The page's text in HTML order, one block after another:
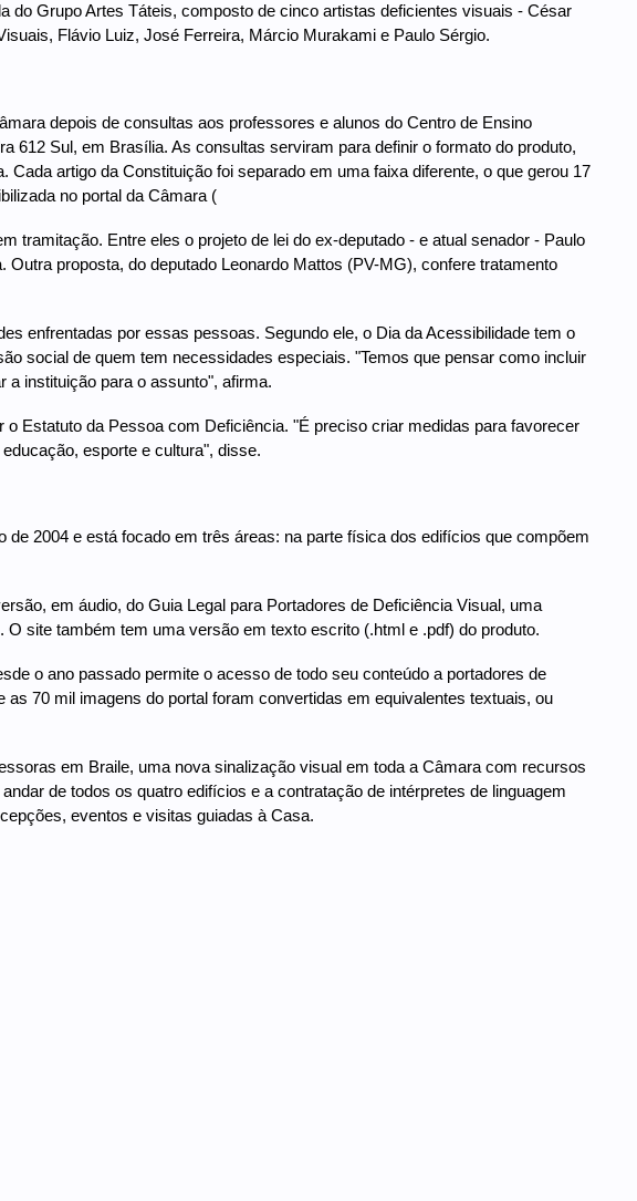
do Grupo Artes Táteis, composto de cinco artistas deficientes visuais - César
Flávio Luiz, José Ferreira, Márcio Murakami e Paulo Sérgio.
depois de consultas aos professores e alunos do Centro de Ensino
612 Sul, em Brasília. As consultas serviram para definir o formato do produto,
artigo da Constituição foi separado em uma faixa diferente, o que gerou 17
no portal da Câmara (
tramitação. Entre eles o projeto de lei do ex-deputado - e atual senador - Paulo
proposta, do deputado Leonardo Mattos (PV-MG), confere tratamento
enfrentadas por essas pessoas. Segundo ele, o Dia da Acessibilidade tem o
social de quem tem necessidades especiais. "Temos que pensar como incluir
a instituição para o assunto", afirma.
Estatuto da Pessoa com Deficiência. "É preciso criar medidas para favorecer
esporte e cultura", disse.
2004 e está focado em três áreas: na parte física dos edifícios que compõem
em áudio, do Guia Legal para Portadores de Deficiência Visual, uma
site também tem uma versão em texto escrito (.html e .pdf) do produto.
o ano passado permite o acesso de todo seu conteúdo a portadores de
70 mil imagens do portal foram convertidas em equivalentes textuais, ou
em Braile, uma nova sinalização visual em toda a Câmara com recursos
de todos os quatro edifícios e a contratação de intérpretes de linguagem
eventos e visitas guiadas à Casa.